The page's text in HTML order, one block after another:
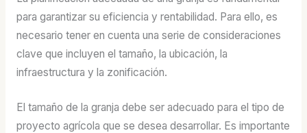
para garantizar su eficiencia y rentabilidad. Para ello, es
necesario tener en cuenta una serie de consideraciones
clave que incluyen el tamaño, la ubicación, la
infraestructura y la zonificación.
El tamaño de la granja debe ser adecuado para el tipo de
proyecto agrícola que se desea desarrollar. Es importante